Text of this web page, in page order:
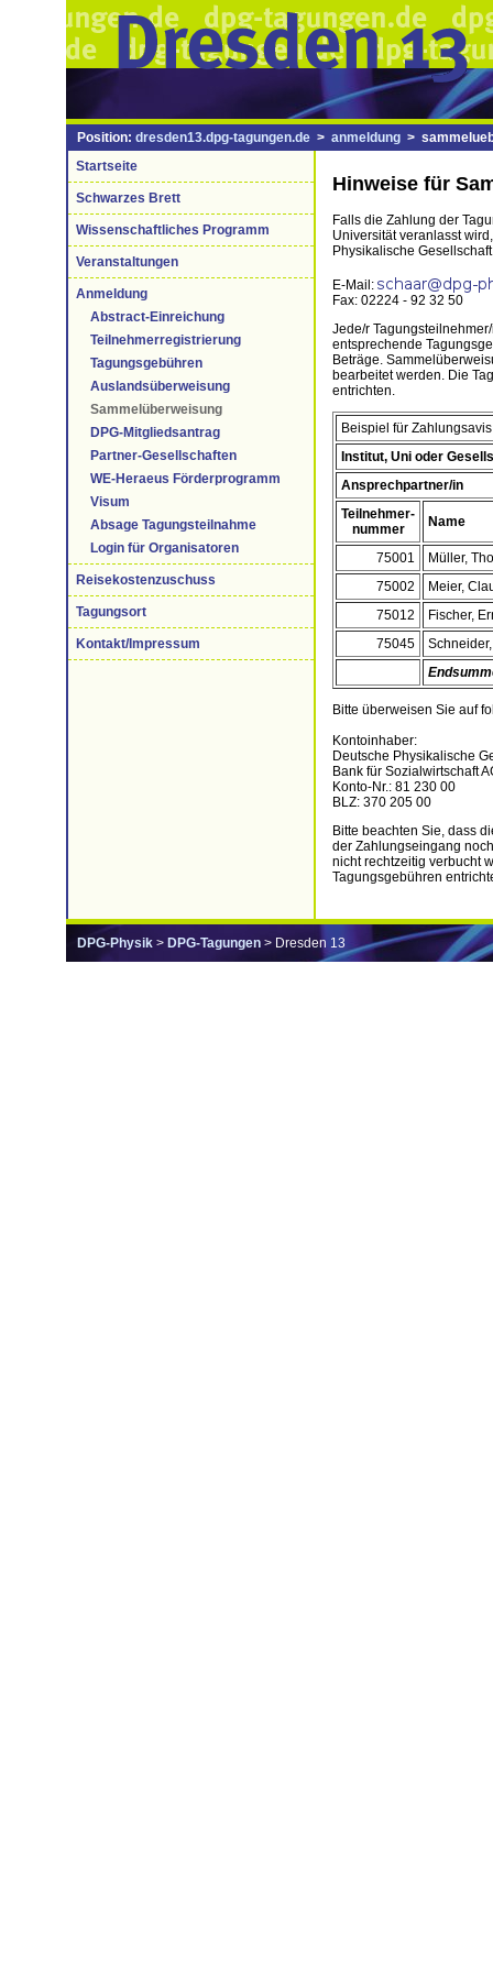
Position: dresden13.dpg-tagungen.de > anmeldung >
Startseite
Schwarzes Brett
Wissenschaftliches Programm
Veranstaltungen
Anmeldung
Abstract-Einreichung
Teilnehmerregistrierung
Tagungsgebühren
Auslandsüberweisung
Sammelüberweisung
DPG-Mitgliedsantrag
Partner-Gesellschaften
WE-Heraeus Förderprogramm
Visum
Absage Tagungsteilnahme
Login für Organisatoren
Reisekostenzuschuss
Tagungsort
Kontakt/Impressum
Hinweise für
Falls die Zahlung der
Universität veranlasst
Physikalische
E-Mail:
Fax: 02224 - 92 32 50
Jede/r
entsprechende
Beträge.
bearbeitet werden. Die
entrichten.
Beispiel für
Institut, Uni oder
Ansprechpartner/in
Teilnehmer-
nummer
Name
75001
Müller,
75002
Meier,
75012
Fischer,
75045
Bitte überweisen Sie auf
Kontoinhaber:
Deutsche Physikalische
Bank für Sozialwirtschaft
Konto-Nr.: 81 230 00
BLZ: 370 205 00
Bitte beachten Sie, dass
der Zahlungseingang
nicht rechtzeitig verbucht
Tagungsgebühren
DPG-Physik > DPG-Tagungen > Dresden 13